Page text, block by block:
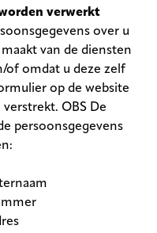
verwerkt
over u
van de diensten
of omdat u deze zelf
op de website
OBS De
persoonsgegevens